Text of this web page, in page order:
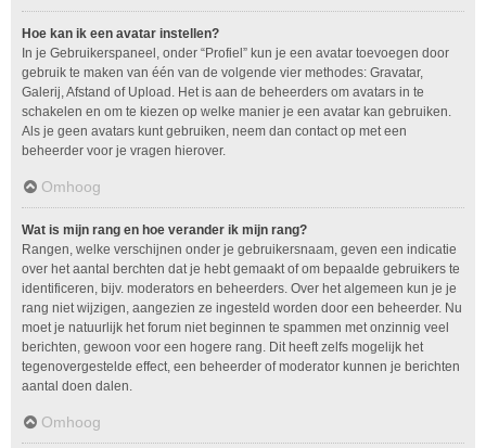
Hoe kan ik een avatar instellen?
In je Gebruikerspaneel, onder “Profiel” kun je een avatar toevoegen door
gebruik te maken van één van de volgende vier methodes: Gravatar,
Galerij, Afstand of Upload. Het is aan de beheerders om avatars in te
schakelen en om te kiezen op welke manier je een avatar kan gebruiken.
Als je geen avatars kunt gebruiken, neem dan contact op met een
beheerder voor je vragen hierover.
Omhoog
Wat is mijn rang en hoe verander ik mijn rang?
Rangen, welke verschijnen onder je gebruikersnaam, geven een indicatie
over het aantal berchten dat je hebt gemaakt of om bepaalde gebruikers te
identificeren, bijv. moderators en beheerders. Over het algemeen kun je je
rang niet wijzigen, aangezien ze ingesteld worden door een beheerder. Nu
moet je natuurlijk het forum niet beginnen te spammen met onzinnig veel
berichten, gewoon voor een hogere rang. Dit heeft zelfs mogelijk het
tegenovergestelde effect, een beheerder of moderator kunnen je berichten
aantal doen dalen.
Omhoog